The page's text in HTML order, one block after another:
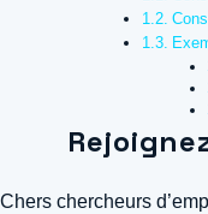
Chers chercheurs